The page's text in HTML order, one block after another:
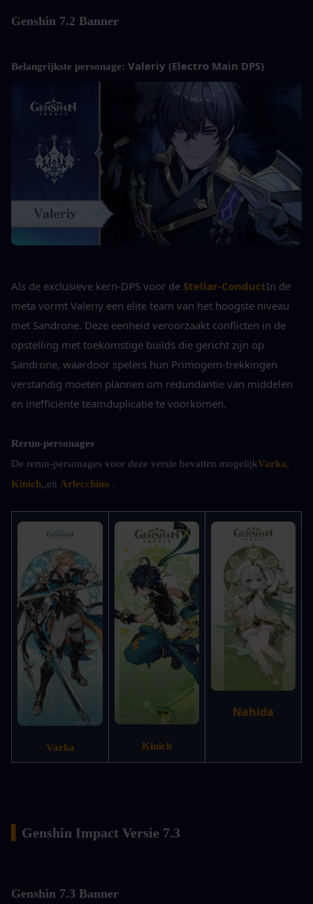
Genshin 7.2 Banner
Belangrijkste personage: Valeriy (Electro Main DPS)
Als de exclusieve kern-DPS voor de Stellar-ConductIn de
meta vormt Valeriy een elite team van het hoogste niveau
met Sandrone. Deze eenheid veroorzaakt conflicten in de
opstelling met toekomstige builds die gericht zijn op
Sandrone, waardoor spelers hun Primogem-trekkingen
verstandig moeten plannen om redundantie van middelen
en inefficiënte teamduplicatie te voorkomen.
Rerun-personages
De rerun-personages voor deze versie bevatten mogelijkVarka
Kinich,,en Arlecchino .
Varka Kinich
Nahida
Genshin Impact Versie 7.3
Genshin 7.3 Banner